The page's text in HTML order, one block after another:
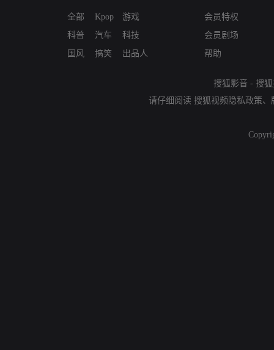
全部
科普
国风
Kpop
汽车
搞笑
游戏
科技
出品人
会员特权
会员剧场
帮助
搜狐影音 - 搜
请仔细阅读 搜狐视频隐私政策、